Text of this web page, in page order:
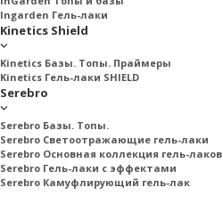
Ingarden Гель-лаки
Kinetics Shield
Kinetics Базы. Топы. Праймеры
Kinetics Гель-лаки SHIELD
Serebro
Serebro Базы. Топы.
Serebro Светоотражающие гель-лаки
Serebro Основная коллекция гель-лаков
Serebro Гель-лаки с эффектами
Serebro Камуфлирующий гель-лак